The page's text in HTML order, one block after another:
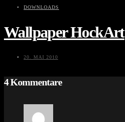
DOWNLOADS
Wallpaper HockArt
20. MAI 2010
4 Kommentare